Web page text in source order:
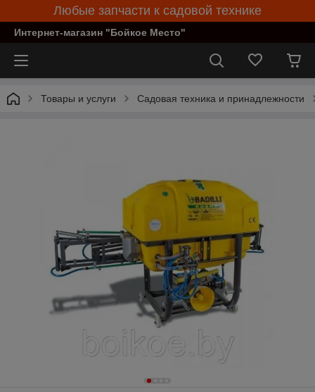
Любые запчасти к садовой технике
Интернет-магазин "Бойкое Место"
Товары и услуги Садовая техника и принадлежности